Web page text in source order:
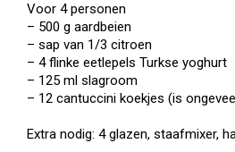
Voor 4 personen
– 500 g aardbeien
– sap van 1/3 citroen
– 4 flinke eetlepels Turkse yoghurt
– 125 ml slagroom
– 12 cantuccini koekjes (is
Extra nodig: 4 glazen, staafmixer,